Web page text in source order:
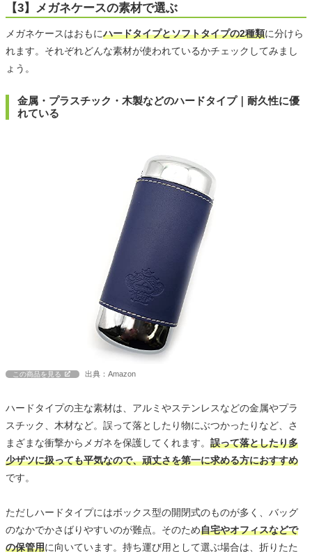
【3】メガネケースの素材で選ぶ
メガネケースはおもにハードタイプとソフトタイプの2種類に分けら
れます。それぞれどんな素材が使われているかチェックしてみまし
ょう。
金属・プラスチック・木製などのハードタイプ｜耐久性に優
れている
この商品を見る 出典：Amazon
ハードタイプの主な素材は、アルミやステンレスなどの金属やプラ
スチック、木材など。誤って落としたり物にぶつかったりなど、さ
まざまな衝撃からメガネを保護してくれます。 誤って落としたり多
少ザツに扱っても平気なので、頑丈さを第一に求める方におすすめ
です。
ただしハードタイプにはボックス型の開閉式のものが多く、バッグ
のなかでかさばりやすいのが難点。そのため自宅やオフィスなどで
の保管用に向いています。持ち運び用として選ぶ場合は、折りたた